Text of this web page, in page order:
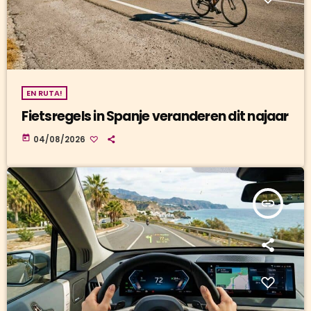
EN RUTA!
Fietsregels in Spanje veranderen dit najaar
today 04/08/2026
insert_link